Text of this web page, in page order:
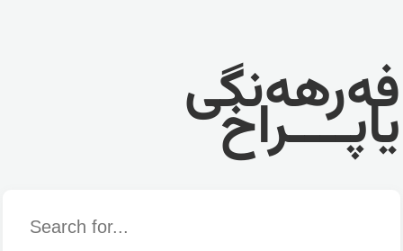
فەرهەنگی
یاپــــراخ
Word